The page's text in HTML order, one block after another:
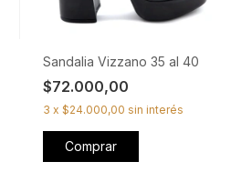
Sandalia Vizzano 35 al 40
$72.000,00
3 x $24.000,00 sin interés
Comprar